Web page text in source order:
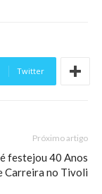
Twitter
Próximo artigo
festejou 40 Anos
Carreira no Tivoli